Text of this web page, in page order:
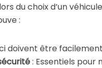
du choix d’un
:
doivent être
: Essentiels pour